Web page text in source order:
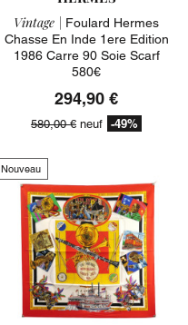
Vintage | Foulard Hermes
Chasse En Inde 1ere Edition
1986 Carre 90 Soie Scarf
580€
294,90 €
580,00 € neuf -49%
Nouveau